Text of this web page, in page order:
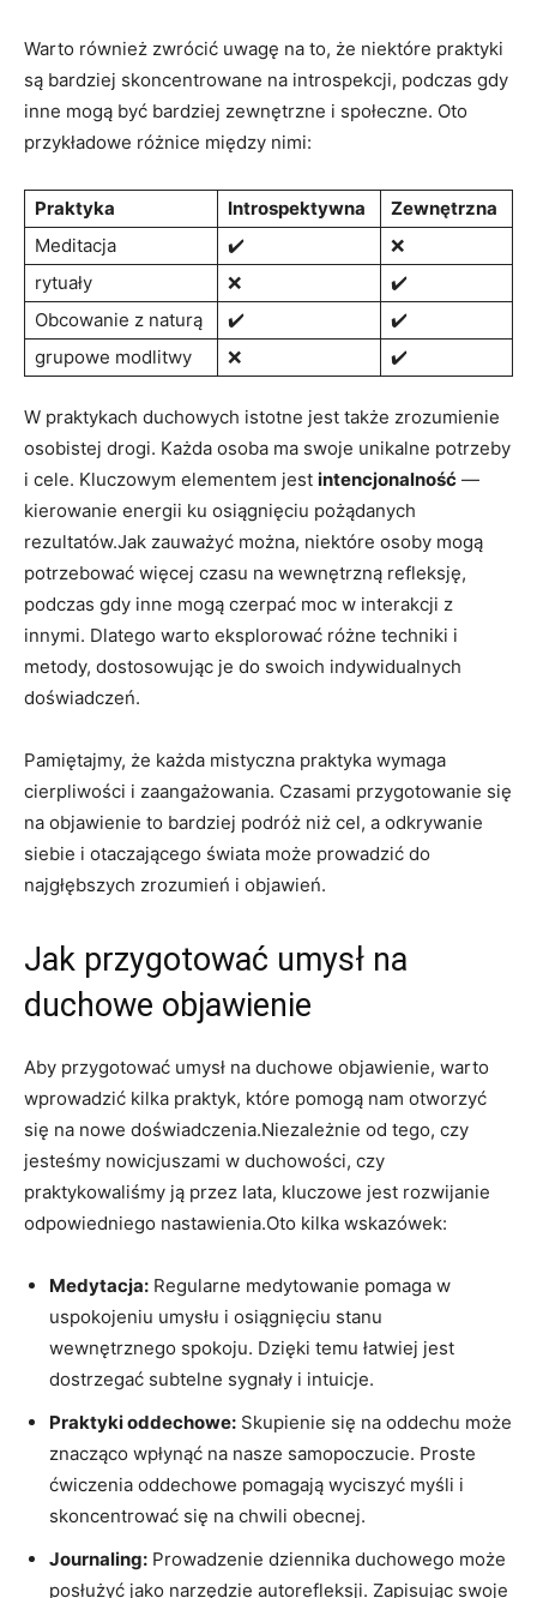
Warto również zwrócić uwagę na to, że niektóre praktyki
są bardziej skoncentrowane na introspekcji, podczas gdy
inne mogą być bardziej zewnętrzne i społeczne. Oto
przykładowe różnice między nimi:
Praktyka Introspektywna
Zewnętrzna
Meditacja
✔️
❌
rytuały
❌
✔️
Obcowanie z naturą
✔️
✔️
grupowe modlitwy
❌ ✔️
W praktykach duchowych istotne jest także zrozumienie
osobistej drogi. Każda osoba ma swoje unikalne potrzeby
i cele. Kluczowym elementem jest intencjonalność —
kierowanie energii ku osiągnięciu pożądanych
rezultatów.Jak zauważyć można, niektóre osoby mogą
potrzebować więcej czasu na wewnętrzną refleksję,
podczas gdy inne mogą czerpać moc w interakcji z
innymi. Dlatego warto eksplorować różne techniki i
metody, dostosowując je do swoich indywidualnych
doświadczeń.
Pamiętajmy, że każda mistyczna praktyka wymaga
cierpliwości i zaangażowania. Czasami przygotowanie się
na objawienie to bardziej podróż niż cel, a odkrywanie
siebie i otaczającego świata może prowadzić do
najgłębszych zrozumień i objawień.
Jak przygotować umysł na
duchowe objawienie
Aby przygotować umysł na duchowe objawienie, warto
wprowadzić kilka praktyk, które pomogą nam otworzyć
się na nowe doświadczenia.Niezależnie od tego, czy
jesteśmy nowicjuszami w duchowości, czy
praktykowaliśmy ją przez lata, kluczowe jest rozwijanie
odpowiedniego nastawienia.Oto kilka wskazówek:
Medytacja: Regularne medytowanie pomaga w
uspokojeniu umysłu i osiągnięciu stanu
wewnętrznego spokoju. Dzięki temu łatwiej jest
dostrzegać subtelne sygnały i intuicje.
Praktyki oddechowe: Skupienie się na oddechu może
znacząco wpłynąć na nasze samopoczucie. Proste
ćwiczenia oddechowe pomagają wyciszyć myśli i
skoncentrować się na chwili obecnej.
Journaling: Prowadzenie dziennika duchowego może
posłużyć jako narzędzie autorefleksji. Zapisując swoje